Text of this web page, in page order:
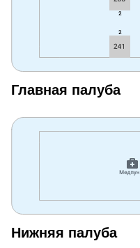
Главная палуба
Нижняя палуба